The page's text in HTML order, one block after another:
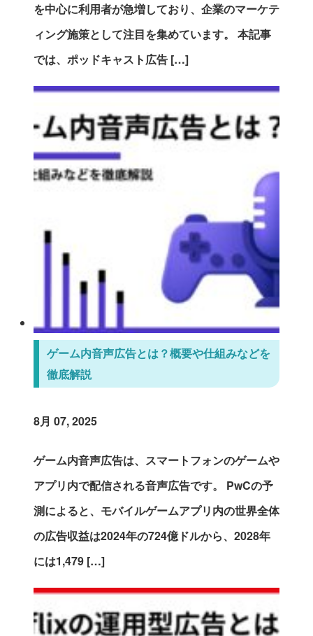
を中心に利用者が急増しており、企業のマーケテ
ィング施策として注目を集めています。 本記事
では、ポッドキャスト広告 […]
ゲーム内音声広告とは？概要や仕組みなどを
徹底解説
8月 07, 2025
ゲーム内音声広告は、スマートフォンのゲームや
アプリ内で配信される音声広告です。 PwCの予
測によると、モバイルゲームアプリ内の世界全体
の広告収益は2024年の724億ドルから、2028年
には1,479 […]